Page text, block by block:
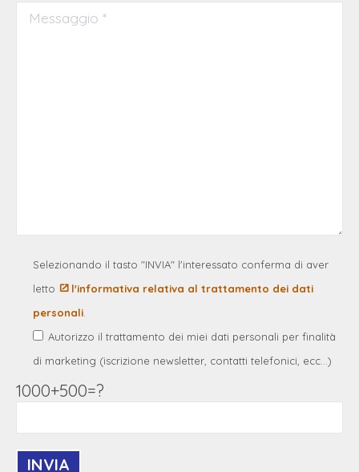
Messaggio *
Selezionando il tasto "INVIA" l'interessato conferma di aver
letto
l'informativa relativa al trattamento dei dati
personali.
Autorizzo il trattamento dei miei dati personali per finalità
di marketing (iscrizione newsletter, contatti telefonici, ecc...)
1000+500=?